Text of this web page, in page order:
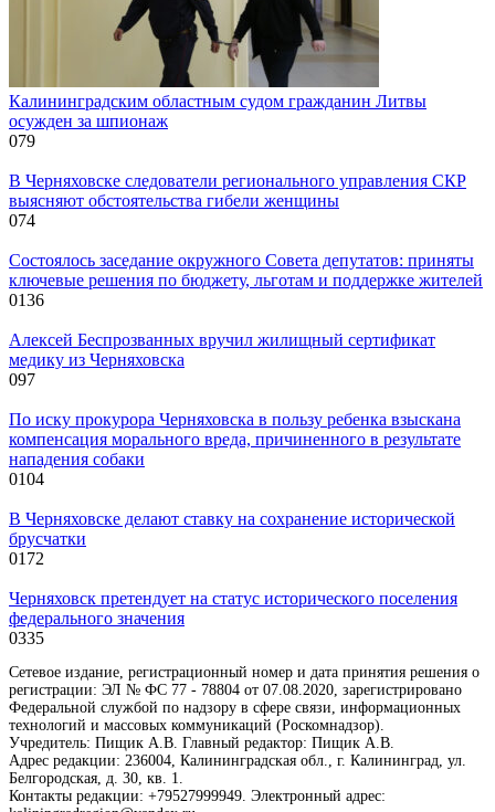
Калининградским областным судом гражданин Литвы
осужден за шпионаж
079
В Черняховске следователи регионального управления СКР
выясняют обстоятельства гибели женщины
074
Состоялось заседание окружного Совета депутатов: приняты
ключевые решения по бюджету, льготам и поддержке жителей
0136
Алексей Беспрозванных вручил жилищный сертификат
медику из Черняховска
097
По иску прокурора Черняховска в пользу ребенка взыскана
компенсация морального вреда, причиненного в результате
нападения собаки
0104
В Черняховске делают ставку на сохранение исторической
брусчатки
0172
Черняховск претендует на статус исторического поселения
федерального значения
0335
Сетевое издание, регистрационный номер и дата принятия решения о
регистрации: ЭЛ № ФС 77 - 78804 от 07.08.2020, зарегистрировано
Федеральной службой по надзору в сфере связи, информационных
технологий и массовых коммуникаций (Роскомнадзор).
Учредитель: Пищик А.В. Главный редактор: Пищик А.В.
Адрес редакции: 236004, Калининградская обл., г. Калининград, ул.
Белгородская, д. 30, кв. 1.
Контакты редакции: +79527999949. Электронный адрес: